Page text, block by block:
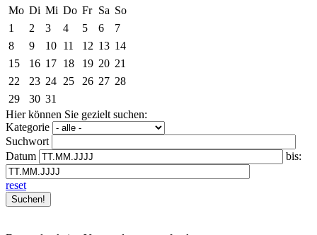
Mo Di Mi Do Fr Sa So
1
2 3 4 5 6
7
8
9 10 11 12 13 14
15
16 17 18 19 20 21
22
23 24 25 26 27 28
29
30 31
Hier können Sie gezielt suchen:
Kategorie
Suchwort
Datum
bis:
reset